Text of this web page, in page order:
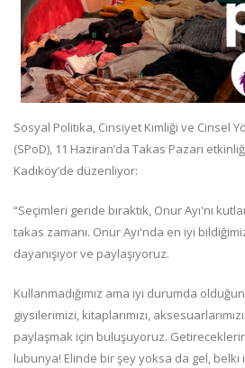
Sosyal Politika, Cinsiyet Kimliği ve Cinsel
(SPoD), 11 Haziran’da Takas Pazarı
Kadıköy’de düzenliyor:
“Seçimleri geride bıraktık, Onur Ayı'nı
takas zamanı. Onur Ayı'nda en iyi
dayanışıyor ve paylaşıyoruz.
Kullanmadığımız ama iyi durumda
giysilerimizi, kitaplarımızı,
paylaşmak için buluşuyoruz.
lubunya! Elinde bir şey yoksa da gel, belki